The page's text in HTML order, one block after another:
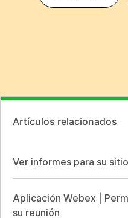
Artículos relacionados
Ver informes para su
Aplicación Webex |
su reunión